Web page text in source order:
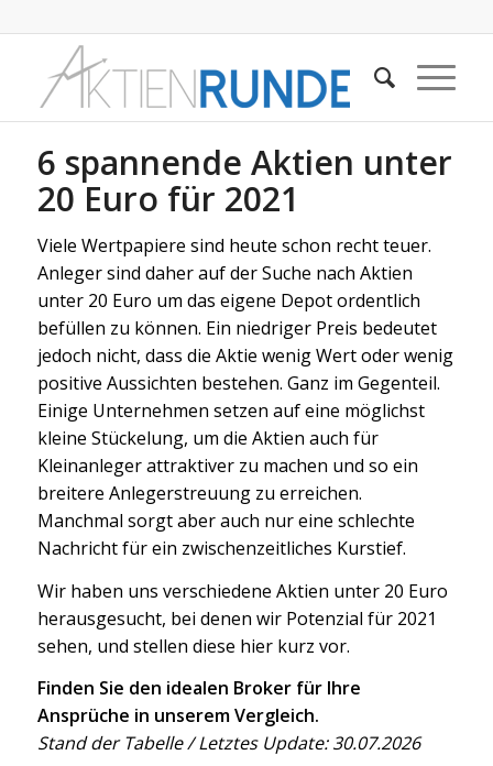
6 spannende Aktien unter
20 Euro für 2021
Viele Wertpapiere sind heute schon recht teuer.
Anleger sind daher auf der Suche nach Aktien
unter 20 Euro um das eigene Depot ordentlich
befüllen zu können. Ein niedriger Preis bedeutet
jedoch nicht, dass die Aktie wenig Wert oder wenig
positive Aussichten bestehen. Ganz im Gegenteil.
Einige Unternehmen setzen auf eine möglichst
kleine Stückelung, um die Aktien auch für
Kleinanleger attraktiver zu machen und so ein
breitere Anlegerstreuung zu erreichen.
Manchmal sorgt aber auch nur eine schlechte
Nachricht für ein zwischenzeitliches Kurstief.
Wir haben uns verschiedene Aktien unter 20 Euro
herausgesucht, bei denen wir Potenzial für 2021
sehen, und stellen diese hier kurz vor.
Finden Sie den idealen Broker für Ihre
Ansprüche in unserem Vergleich.
Stand der Tabelle / Letztes Update: 30.07.2026